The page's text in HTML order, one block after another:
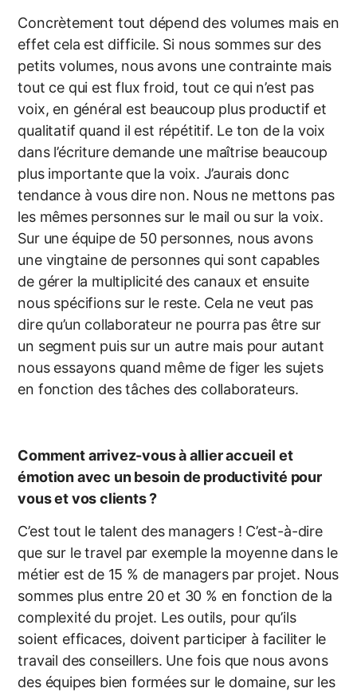
Concrètement tout dépend des volumes mais en
effet cela est difficile. Si nous sommes sur des
petits volumes, nous avons une contrainte mais
tout ce qui est flux froid, tout ce qui n’est pas
voix, en général est beaucoup plus productif et
qualitatif quand il est répétitif. Le ton de la voix
dans l’écriture demande une maîtrise beaucoup
plus importante que la voix. J’aurais donc
tendance à vous dire non. Nous ne mettons pas
les mêmes personnes sur le mail ou sur la voix.
Sur une équipe de 50 personnes, nous avons
une vingtaine de personnes qui sont capables
de gérer la multiplicité des canaux et ensuite
nous spécifions sur le reste. Cela ne veut pas
dire qu’un collaborateur ne pourra pas être sur
un segment puis sur un autre mais pour autant
nous essayons quand même de figer les sujets
en fonction des tâches des collaborateurs.
Comment arrivez-vous à allier accueil et
émotion avec un besoin de productivité pour
vous et vos clients ?
C’est tout le talent des managers ! C’est-à-dire
que sur le travel par exemple la moyenne dans le
métier est de 15 % de managers par projet. Nous
sommes plus entre 20 et 30 % en fonction de la
complexité du projet. Les outils, pour qu’ils
soient efficaces, doivent participer à faciliter le
travail des conseillers. Une fois que nous avons
des équipes bien formées sur le domaine, sur les